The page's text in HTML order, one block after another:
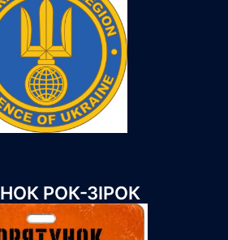
РОК-ЗІРОК